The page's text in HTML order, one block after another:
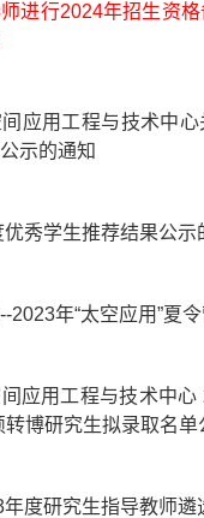
进行2024年招生资
应用工程与技术中
示的通知
秀学生推荐结果公示
2023年“太空应用”夏
应用工程与技术中心
转博研究生拟录取名单
度研究生指导教师遴